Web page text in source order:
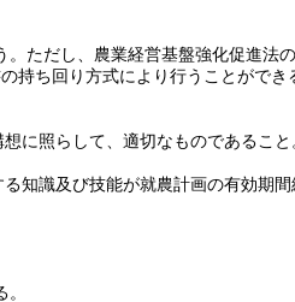
ただし、農業経営基盤強化促進法
持ち回り方式により行うことができ
に照らして、適切なものであること
知識及び技能が就農計画の有効期